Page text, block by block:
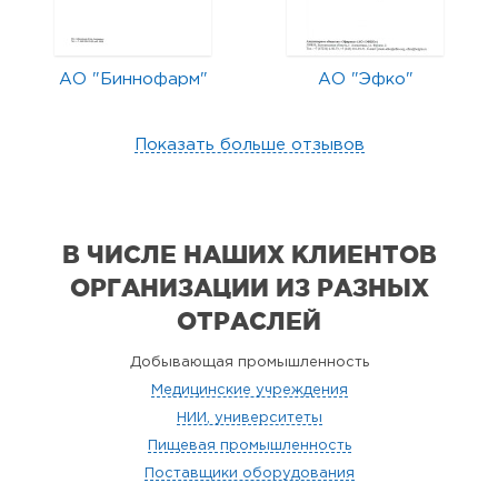
АО "Биннофарм" АО "Эфко"
Показать больше отзывов
В ЧИСЛЕ НАШИХ КЛИЕНТОВ
ОРГАНИЗАЦИИ ИЗ РАЗНЫХ
ОТРАСЛЕЙ
Добывающая промышленность
Медицинские учреждения
НИИ, университеты
Пищевая промышленность
Поставщики оборудования